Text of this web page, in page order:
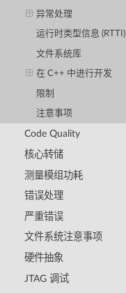
异常处理
运行时类型信息 (RTTI)
文件系统库
在 C++ 中进行开发
限制
注意事项
Code Quality
核心转储
测量模组功耗
错误处理
严重错误
文件系统注意事项
硬件抽象
JTAG 调试